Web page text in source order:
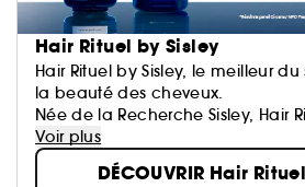
Hair Rituel by Sisley
Hair Rituel by Sisley, le meilleur
la beauté des cheveux.
Née de la Recherche Sisley, Hair
conçu des soins capillaires ultra-
s'adressent aux hommes comme
Voir plus
DÉCOUVRIR Hair